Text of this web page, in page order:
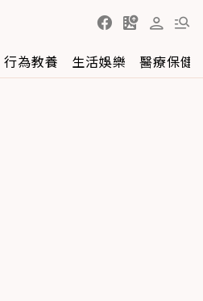
行為教養 生活娛樂 醫療保健